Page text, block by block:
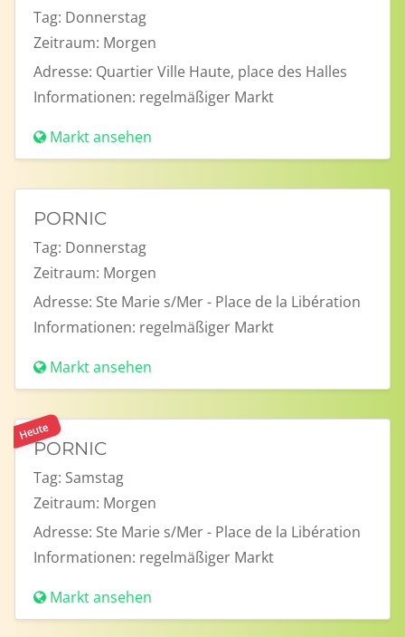
Tag: Donnerstag
Zeitraum: Morgen
Adresse: Quartier Ville Haute, place des Halles
Informationen: regelmäßiger Markt
Markt ansehen
PORNIC
Tag: Donnerstag
Zeitraum: Morgen
Adresse: Ste Marie s/Mer - Place de la Libération
Informationen: regelmäßiger Markt
Markt ansehen
Heute
PORNIC
Tag: Samstag
Zeitraum: Morgen
Adresse: Ste Marie s/Mer - Place de la Libération
Informationen: regelmäßiger Markt
Markt ansehen